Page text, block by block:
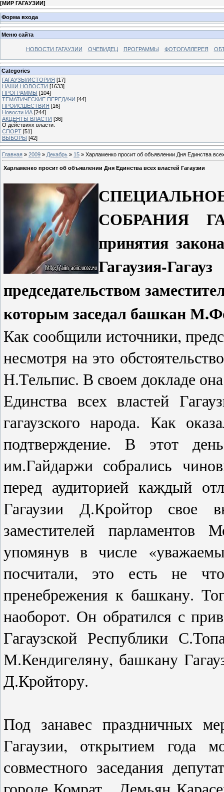
[МИР ГАГАУЗИИ]
Форма входа
Меню сайта
НОВОСТИ ГАГАУЗИИ ОЧЕВИДЕЦ ПРОГРАММЫ ФОТОГАЛЛЕРЕЯ
Categories
ГАГАУЗЫ/ИСТОРИЯ [17]
НАШИ НОВОСТИ [1633]
ПРОГРАММЫ [104]
ТЕМАТИЧЕСКИЕ ПЕРЕДАЧИ [44]
ПРОИСШЕСТВИЯ [16]
Новости ИА [244]
АКЦЕНТЫ ВЛАСТИ [36]
О действиях власти.
СПОРТ [51]
ВЫБОРЫ [42]
Главная » 2009 » Декабрь » 15 » Харламенко просит об объявлении Дня Единства
Харламенко просит об объявлении Дня Единства всех властей Гагаузии
СОБРАНИЯ
принятия
Гагаузия-
председательством
которым заседал башкан
Как сообщили источники,
несмотря на это
Н.Тельпис. В своем докладе
Единства всех властей
гагаузского народа. Как
подтверждение. В этот
им.Гайдаржи собрались
перед аудиторией каждый
Гагаузии Д.Кройтор свое
заместителей
упомянув в числе
посчитали, это есть не
пренебрежения к башкану.
наоборот. Он обратился с
Гагаузской Республики
М.Кендигеляну, башкану
Д.Кройтору.
Под занавес праздничных
Гагаузии, открытием года
совместного заседания